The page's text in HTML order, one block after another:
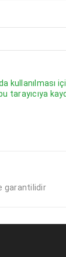
kullanılması
tarayıcıya
garantilidir